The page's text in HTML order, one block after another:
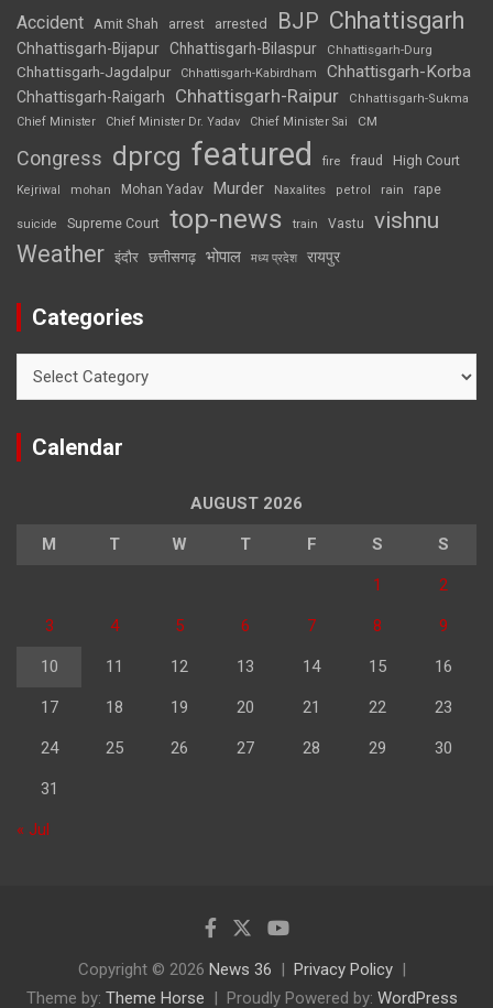
Accident Amit Shah arrest arrested BJP Chhattisgarh
Chhattisgarh-Bijapur Chhattisgarh-Bilaspur Chhattisgarh-Durg
Chhattisgarh-Jagdalpur Chhattisgarh-Kabirdham Chhattisgarh-Korba
Chhattisgarh-Raigarh Chhattisgarh-Raipur
Chhattisgarh-Sukma
Chief Minister
Chief Minister Dr. Yadav Chief Minister Sai CM
Congress dprcg featured fire fraud High Court
Kejriwal mohan Mohan Yadav Murder Naxalites petrol rain rape
suicide Supreme Court top-news train Vastu vishnu
Weather इंदौर छत्तीसगढ़ भोपाल मध्य प्रदेश रायपुर
Categories
Calendar
AUGUST 2026
M T W T F S S
1 2
3 4 5 6 7 8 9
10 11 12 13 14 15 16
17 18 19 20 21 22 23
24 25 26 27 28 29 30
31
« Jul
Copyright © 2026 News 36
Privacy Policy
Theme by: Theme Horse Proudly Powered by: WordPress